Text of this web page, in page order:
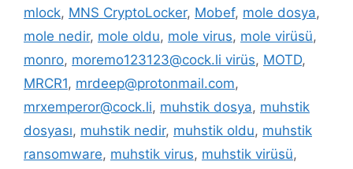
mlock, MNS CryptoLocker, Mobef, mole dosya,
mole nedir, mole oldu, mole virus, mole virüsü,
monro, moremo123123@cock.li virüs, MOTD,
MRCR1, mrdeep@protonmail.com,
mrxemperor@cock.li, muhstik dosya, muhstik
dosyası, muhstik nedir, muhstik oldu, muhstik
ransomware, muhstik virus, muhstik virüsü,